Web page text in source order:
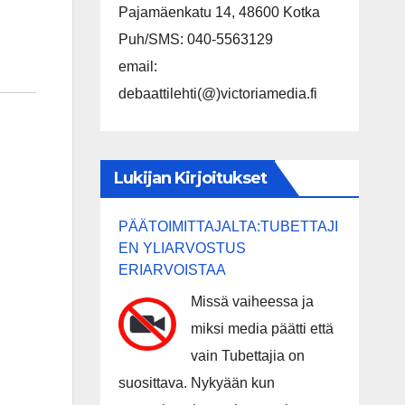
Pajamäenkatu 14, 48600 Kotka
Puh/SMS: 040-5563129
email:
debaattilehti(@)victoriamedia.fi
Lukijan Kirjoitukset
PÄÄTOIMITTAJALTA:TUBETTAJI
EN YLIARVOSTUS
ERIARVOISTAA
Missä vaiheessa ja
miksi media päätti että
vain Tubettajia on
suosittava. Nykyään kun